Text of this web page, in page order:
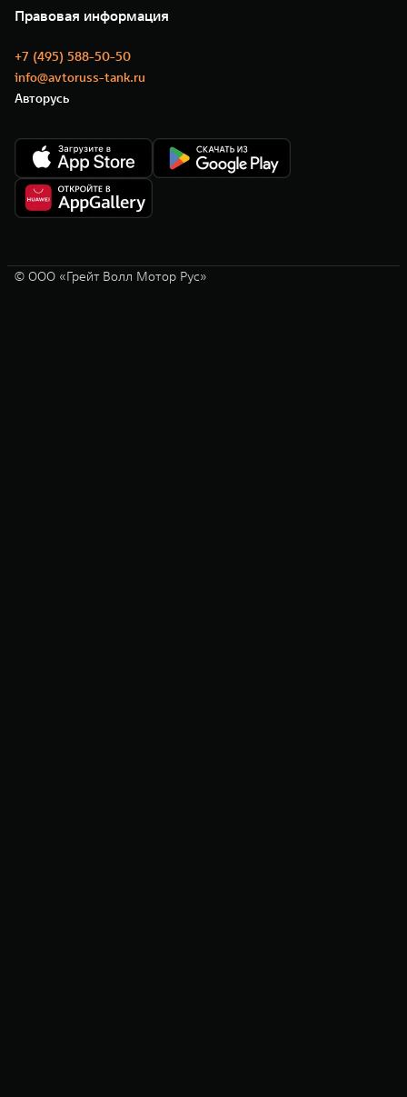
Моторные масла
Новости
Правовая информация
+7 (495) 588-50-50
info@avtoruss-tank.ru
Авторусь
© ООО «Грейт Волл Мотор Рус»